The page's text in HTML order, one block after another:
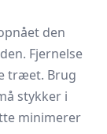
den
Fjernelse
træet. Brug
stykker i
minimerer